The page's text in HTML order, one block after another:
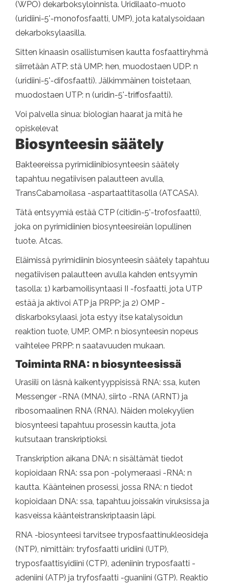
(WPO) dekarboksyloinnista. Uridilaato-muoto
(uridiini-5'-monofosfaatti, UMP), jota katalysoidaan
dekarboksylaasilla.
Sitten kinaasin osallistumisen kautta fosfaattiryhmä
siirretään ATP: stä UMP: hen, muodostaen UDP: n
(uridiini-5'-difosfaatti). Jälkimmäinen toistetaan,
muodostaen UTP: n (uridin-5'-triffosfaatti).
Voi palvella sinua: biologian haarat ja mitä he
opiskelevat
Biosynteesin säätely
Bakteereissa pyrimidiinibiosynteesin säätely
tapahtuu negatiivisen palautteen avulla,
TransCabamoilasa -aspartaattitasolla (ATCASA).
Tätä entsyymiä estää CTP (citidin-5'-trofosfaatti),
joka on pyrimidiinien biosynteesireiän lopullinen
tuote. Atcas.
Eläimissä pyrimidiinin biosynteesin säätely tapahtuu
negatiivisen palautteen avulla kahden entsyymin
tasolla: 1) karbamoilisyntaasi II -fosfaatti, jota UTP
estää ja aktivoi ATP ja PRPP; ja 2) OMP -
diskarboksylaasi, jota estyy itse katalysoidun
reaktion tuote, UMP. OMP: n biosynteesin nopeus
vaihtelee PRPP: n saatavuuden mukaan.
Toiminta RNA: n biosynteesissä
Urasiili on läsnä kaikentyyppisissä RNA: ssa, kuten
Messenger -RNA (MNA), siirto -RNA (ARNT) ja
ribosomaalinen RNA (RNA). Näiden molekyylien
biosynteesi tapahtuu prosessin kautta, jota
kutsutaan transkriptioksi.
Transkription aikana DNA: n sisältämät tiedot
kopioidaan RNA: ssa pon -polymeraasi -RNA: n
kautta. Käänteinen prosessi, jossa RNA: n tiedot
kopioidaan DNA: ssa, tapahtuu joissakin viruksissa ja
kasveissa käänteistranskriptaasin läpi.
RNA -biosynteesi tarvitsee tryposfaattinukleosideja
(NTP), nimittäin: tryfosfaatti uridiini (UTP),
tryposfaattisyidiini (CTP), adeniinin tryposfaatti -
adeniini (ATP) ja tryfosfaatti -guaniini (GTP). Reaktio